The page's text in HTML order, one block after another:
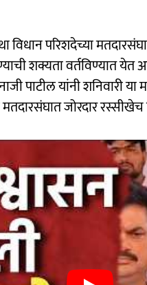
विधान परिशदेच्या
शक्यता वर्तविण्यात
पाटील यांनी शनिवारी या
जोरदार